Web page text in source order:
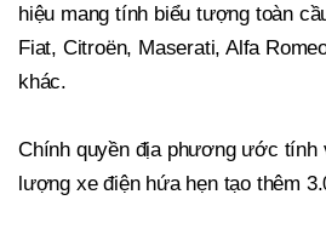
hiệu mang tính biểu tượng toàn
Fiat, Citroën, Maserati, Alfa
khác.
Chính quyền địa phương ước tính
lượng xe điện hứa hẹn tạo thêm